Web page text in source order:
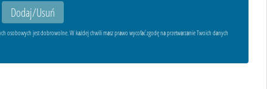
jest dobrowolne. W każdej chwili masz prawo wycofać zgodę na przetwarzanie Twoich danych